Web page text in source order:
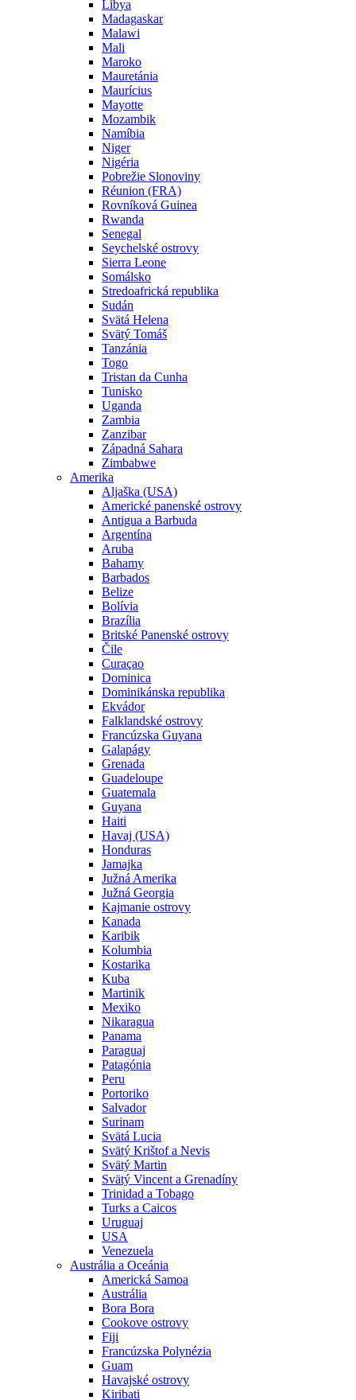
Líbya
Madagaskar
Malawi
Mali
Maroko
Mauretánia
Maurícius
Mayotte
Mozambik
Namíbia
Niger
Nigéria
Pobrežie Slonoviny
Réunion (FRA)
Rovníková Guinea
Rwanda
Senegal
Seychelské ostrovy
Sierra Leone
Somálsko
Stredoafrická republika
Sudán
Svätá Helena
Svätý Tomáš
Tanzánia
Togo
Tristan da Cunha
Tunisko
Uganda
Zambia
Zanzibar
Západná Sahara
Zimbabwe
Amerika
Aljaška (USA)
Americké panenské ostrovy
Antigua a Barbuda
Argentína
Aruba
Bahamy
Barbados
Belize
Bolívia
Brazília
Britské Panenské ostrovy
Čile
Curaçao
Dominica
Dominikánska republika
Ekvádor
Falklandské ostrovy
Francúzska Guyana
Galapágy
Grenada
Guadeloupe
Guatemala
Guyana
Haiti
Havaj (USA)
Honduras
Jamajka
Južná Amerika
Južná Georgia
Kajmanie ostrovy
Kanada
Karibik
Kolumbia
Kostarika
Kuba
Martinik
Mexiko
Nikaragua
Panama
Paraguaj
Patagónia
Peru
Portoriko
Salvador
Surinam
Svätá Lucia
Svätý Krištof a Nevis
Svätý Martin
Svätý Vincent a Grenadíny
Trinidad a Tobago
Turks a Caicos
Uruguaj
USA
Venezuela
Austrália a Oceánia
Americká Samoa
Austrália
Bora Bora
Cookove ostrovy
Fiji
Francúzska Polynézia
Guam
Havajské ostrovy
Kiribati